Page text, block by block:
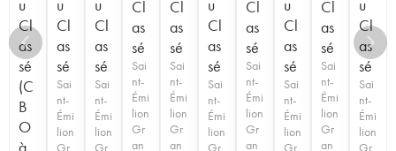
u
Cl
as
sé
(C
B
O
à
u
Cl
as
sé
Sai
nt-
Émi
lion
Gr
u
Cl
as
sé
Sai
nt-
Émi
lion
Gr
Cl
as
sé
Sai
nt-
Émi
lion
Gr
an
Cl
as
sé
Sai
nt-
Émi
lion
Gr
an
u
Cl
as
sé
Sai
nt-
Émi
lion
Gr
Cl
as
sé
Sai
nt-
Émi
lion
Gr
an
u
Cl
as
sé
Sai
nt-
Émi
lion
Gr
Cl
as
sé
Sai
nt-
Émi
lion
Gr
an
u
Cl
as
sé
Sai
nt-
Émi
lion
Gr